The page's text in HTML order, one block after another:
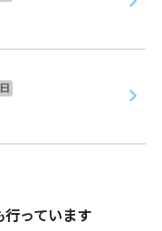
日
行っています